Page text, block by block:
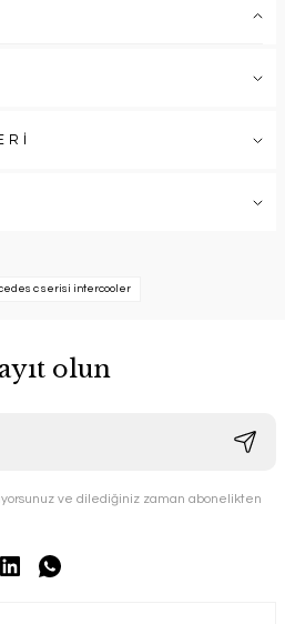
c serisi intercooler
olun
ve dilediğiniz zaman abonelikten